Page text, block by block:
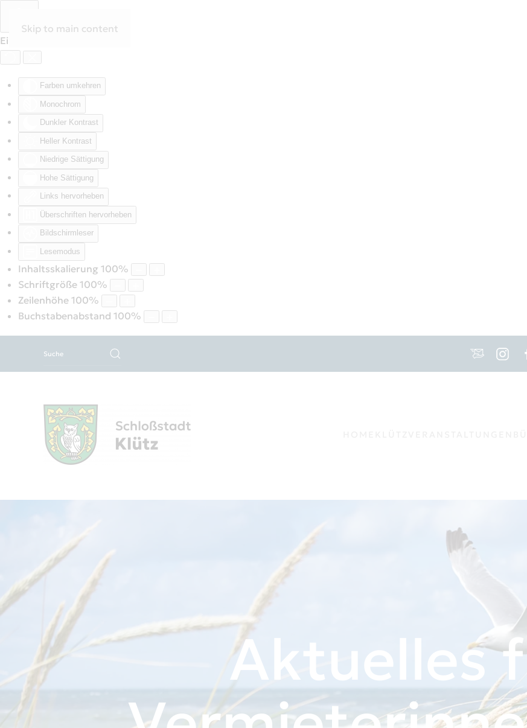
Eingabehilfen öffnen
Farben umkehren
Monochrom
Dunkler Kontrast
Heller Kontrast
Niedrige Sättigung
Hohe Sättigung
Links hervorheben
Überschriften hervorheben
Bildschirmleser
Lesemodus
Inhaltsskalierung 100%
Schriftgröße 100%
Zeilenhöhe 100%
Buchstabenabstand 100%
Skip to main content
Aktuelles